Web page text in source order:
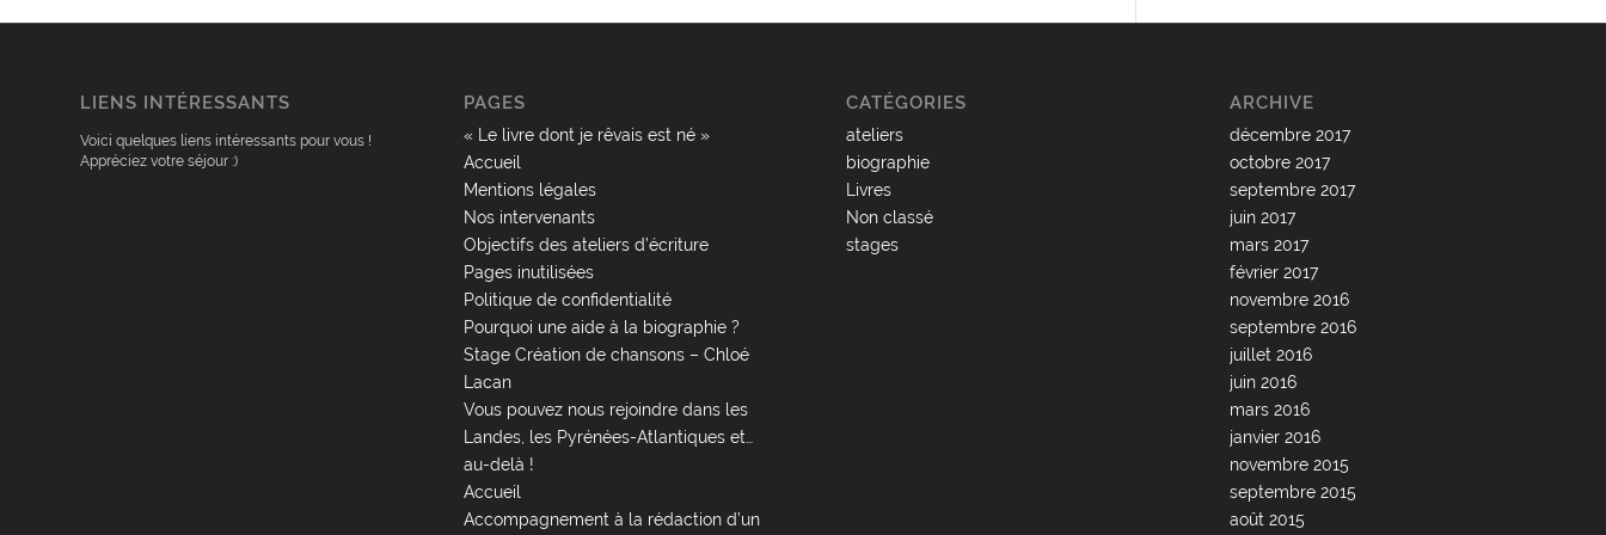
LIENS INTÉRESSANTS
Voici quelques liens intéressants pour vous !
Appréciez votre séjour :)
PAGES
« Le livre dont je rêvais est né »
Accueil
Mentions légales
Nos intervenants
Objectifs des ateliers d’écriture
Pages inutilisées
Politique de confidentialité
Pourquoi une aide à la biographie ?
Stage Création de chansons – Chloé
Lacan
Vous pouvez nous rejoindre dans les
Landes, les Pyrénées-Atlantiques et…
au-delà !
Accueil
Accompagnement à la rédaction d’un
CATÉGORIES
ateliers
biographie
Livres
Non classé
stages
ARCHIVE
décembre 2017
octobre 2017
septembre 2017
juin 2017
mars 2017
février 2017
novembre 2016
septembre 2016
juillet 2016
juin 2016
mars 2016
janvier 2016
novembre 2015
septembre 2015
août 2015